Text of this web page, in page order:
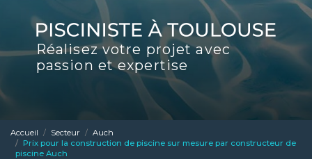
Réalisez votre projet avec
passion et expertise
Accueil Secteur
Auch
Prix pour la construction de piscine sur mesure par constructeur de
piscine Auch